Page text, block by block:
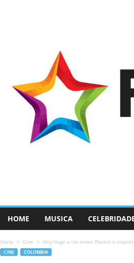
HOME MUSICA
Inicio Cine Hoy llega a los cines ‘Pastor o
CINE COLOMBIA